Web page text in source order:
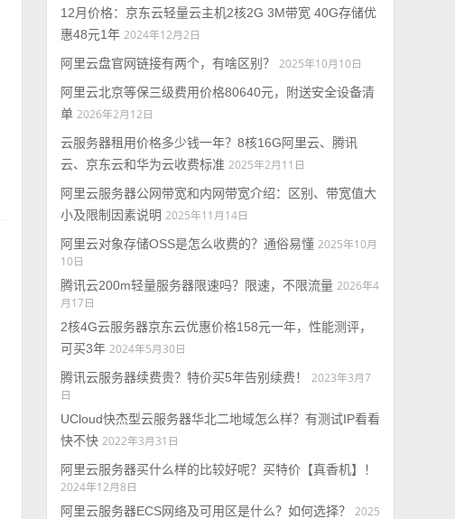
12月价格：京东云轻量云主机2核2G 3M带宽 40G存储优
惠48元1年 2024年12月2日
阿里云盘官网链接有两个，有啥区别？
2025年10月10日
阿里云北京等保三级费用价格80640元，附送安全设备清
单 2026年2月12日
云服务器租用价格多少钱一年？8核16G阿里云、腾讯
云、京东云和华为云收费标准 2025年2月11日
阿里云服务器公网带宽和内网带宽介绍：区别、带宽值大
小及限制因素说明 2025年11月14日
阿里云对象存储OSS是怎么收费的？通俗易懂 2025年10月
10日
腾讯云200m轻量服务器限速吗？限速，不限流量 2026年4
月17日
2核4G云服务器京东云优惠价格158元一年，性能测评，
可买3年 2024年5月30日
腾讯云服务器续费贵？特价买5年告别续费！
2023年3月7
日
UCloud快杰型云服务器华北二地域怎么样？有测试IP看看
快不快 2022年3月31日
阿里云服务器买什么样的比较好呢？买特价【真香机】！
2024年12月8日
阿里云服务器ECS网络及可用区是什么？如何选择？
2025